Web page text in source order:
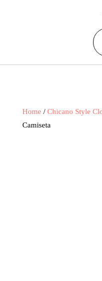
Home / Chicano Style
Camiseta